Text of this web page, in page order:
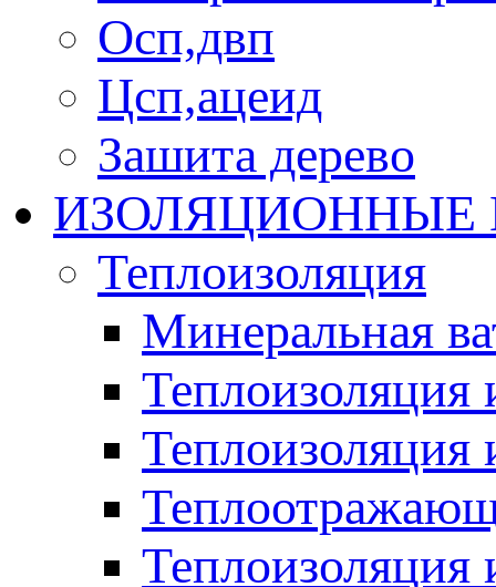
Oсп,двп
Цсп,ацеид
Зашита дерево
ИЗОЛЯЦИОННЫЕ
Теплоизоляция
Минеральная
Теплоизоляция
Теплоизоляция
Теплоизоляция